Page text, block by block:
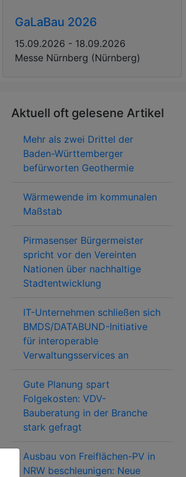
GaLaBau 2026
15.09.2026 - 18.09.2026
Messe Nürnberg (Nürnberg)
Aktuell oft gelesene Artikel
Mehr als zwei Drittel der
Baden-Württemberger
befürworten Geothermie
Wärmewende im kommunalen
Maßstab
Pirmasenser Bürgermeister
spricht vor den Vereinten
Nationen über nachhaltige
Stadtentwicklung
IT-Unternehmen schließen sich
BMDS/DATABUND-Initiative
für interoperable
Verwaltungsservices an
Gute Planung spart
Folgekosten: VDV-
Bauberatung in der Branche
stark gefragt
Ausbau von Freiflächen-PV in
NRW beschleunigen: Neue